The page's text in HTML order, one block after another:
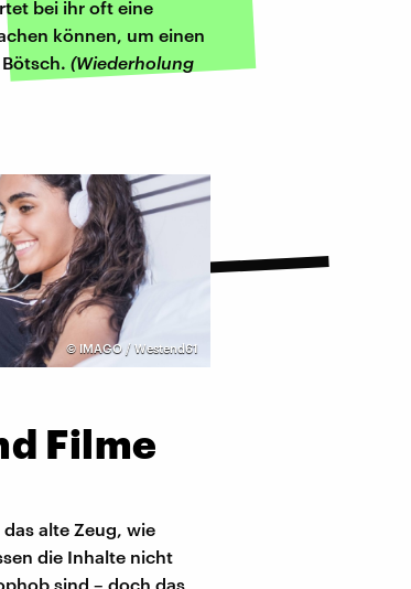
bei ihr oft eine
können, um einen
(Wiederholung
© IMAGO / Westend61
Filme
alte Zeug, wie
die Inhalte nicht
sind – doch das